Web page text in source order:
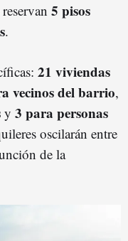
5 pisos
.
21 viviendas
vecinos del barrio,
y 3 para personas
oscilarán entre
de la